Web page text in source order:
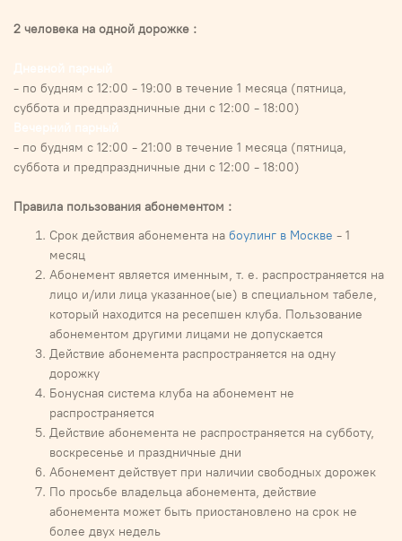
2 человека на одной дорожке :
- по будням с 12:00 - 19:00 в течение 1 месяца (пятница,
суббота и предпраздничные дни с 12:00 - 18:00)
- по будням с 12:00 - 21:00 в течение 1 месяца (пятница,
суббота и предпраздничные дни с 12:00 - 18:00)
Правила пользования абонементом :
Срок действия абонемента на боулинг в Москве - 1
месяц
Абонемент является именным, т. е. распространяется на
лицо и/или лица указанное(ые) в специальном табеле,
который находится на ресепшен клуба. Пользование
абонементом другими лицами не допускается
Действие абонемента распространяется на одну
дорожку
Бонусная система клуба на абонемент не
распространяется
Действие абонемента не распространяется на субботу,
воскресенье и праздничные дни
Абонемент действует при наличии свободных дорожек
По просьбе владельца абонемента, действие
абонемента может быть приостановлено на срок не
более двух недель